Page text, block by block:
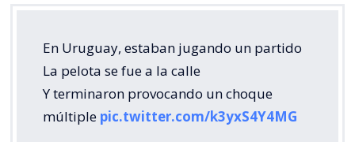
En Uruguay, estaban jugando un partido
La pelota se fue a la calle
Y terminaron provocando un choque
múltiple pic.twitter.com/k3yxS4Y4MG